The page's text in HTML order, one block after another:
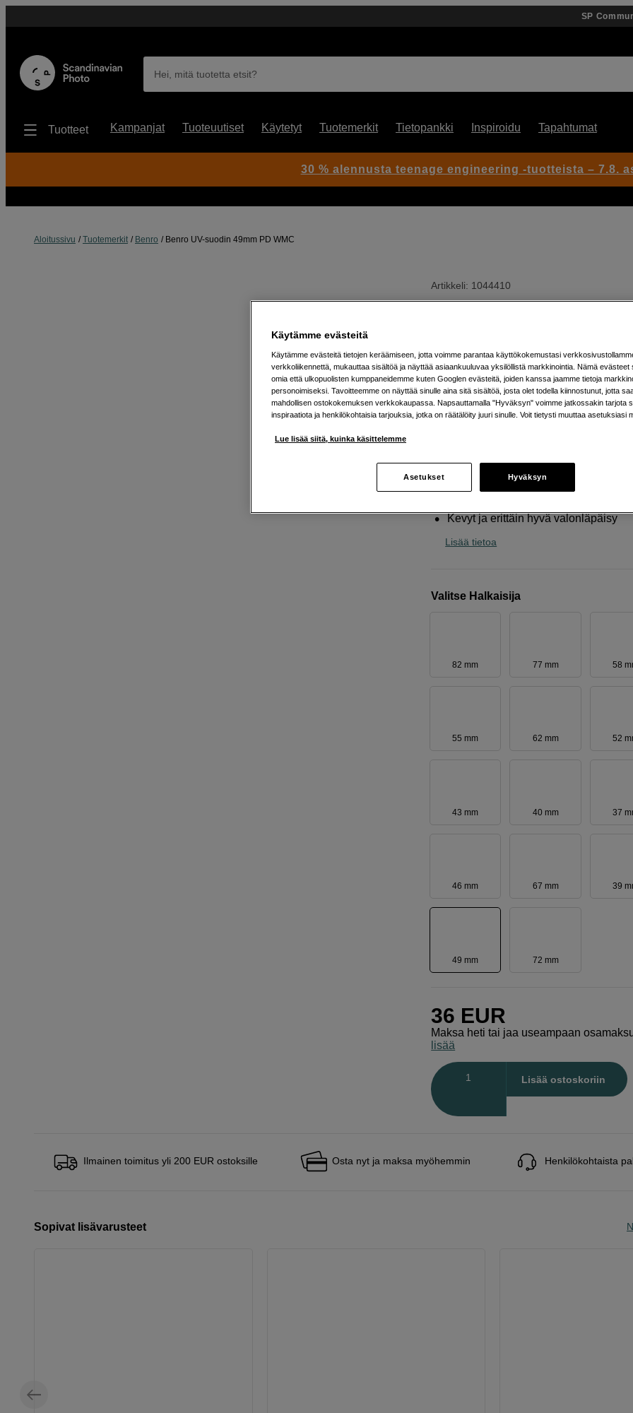
SP
Hei, mitä tuotetta etsit?
Tuotteet Kampanjat Tuoteuutiset Käytetyt Tuotemerkit Tietopankki Inspiroidu Tapahtumat
Aloitussivu Tuotemerkit Benro Benro UV-suodin 49mm PD WMC
Artikkeli: 1044410
UV-suodin – objektiivin
Verkkokauppa:Saatavilla arviolta
lopussa
Helsingin myymälä
UV-suodin suojaa objektiivia
Kevyt ja erittäin hyvä valonläpäisy
Lisää tietoa
Valitse Halkaisija
82 mm 77 mm 58
55 mm 62 mm 52
43 mm 40 mm 37
46 mm 67 mm 39
49 mm 72 mm
36 EUR
Maksa heti tai jaa useampaan
lisää
Lisää ostoskoriin
Ilmainen toimitus yli 200 EUR ostoksille Osta nyt ja maksa myöhemmin Henkilökohtaista
Sopivat lisävarusteet
30 % alennusta teenage engineering -tuotteista – 7.8.
Käytämme evästeitä
Käytämme evästeitä tietojen keräämiseen, jotta voimme parantaa käyttökokemustasi
verkkoliikennettä, mukauttaa sisältöä ja näyttää asiaankuuluvaa yksilöllistä markkinointia. Nämä evästeet
omia että ulkopuolisten kumppaneidemme kuten Googlen evästeitä, joiden kanssa jaamme tietoja
personoimiseksi. Tavoitteemme on näyttää sinulle aina sitä sisältöä, josta olet todella kiinnostunut, jotta
mahdollisen ostokokemuksen verkkokaupassa. Napsauttamalla "Hyväksyn" voimme jatkossakin tarjota
inspiraatiota ja henkilökohtaisia tarjouksia, jotka on räätälöity juuri sinulle. Voit tietysti muuttaa asetuksiasi
Lue lisää siitä, kuinka käsittelemme
Asetukset Hyväksyn